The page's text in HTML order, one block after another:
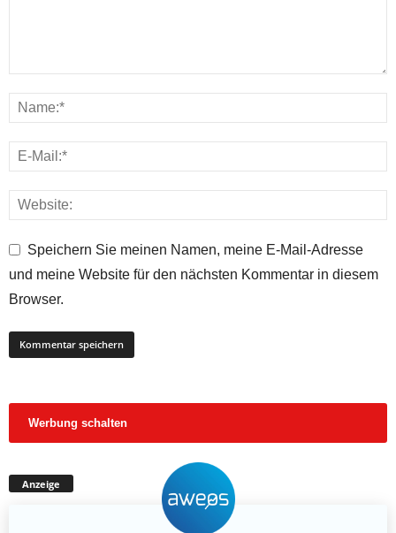
Speichern Sie meinen Namen, meine E-Mail-Adresse
und meine Website für den nächsten Kommentar in diesem
Browser.
Werbung schalten
Anzeige